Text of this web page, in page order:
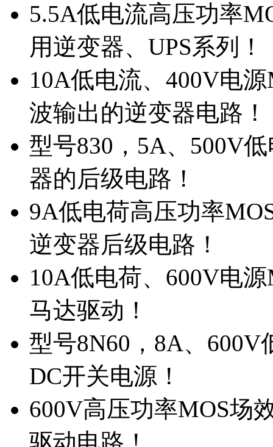
5.5A低电流高压功率
用逆变器、UPS系列！
10A低电流、400V电
波输出的逆变器电路！
型号830，5A、500V
器的后级电路！
9A低电荷高压功率
逆变器后级电路！
10A低电荷、600V电
马达驱动！
型号8N60，8A、
DC开关电源！
600V高压功率MOS场